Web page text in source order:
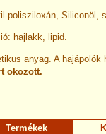
polisziloxán, Siliconöl,
hajlakk, lipid.
anyag. A hajápolók
okozott.
Termékek